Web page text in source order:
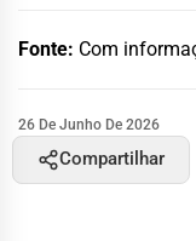
Fonte: Com
26 De Junho De 2026
Compartilhar